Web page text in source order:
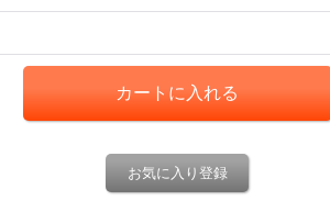
お気に入り登録